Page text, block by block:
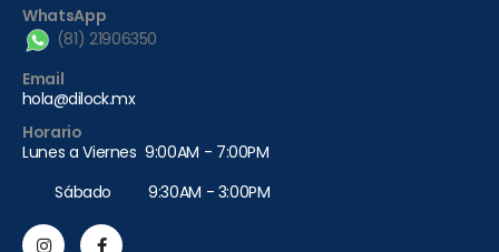
WhatsApp
(81) 21906350
Email
hola@dilock.mx
Horario
Lunes a Viernes 9:00AM - 7:00PM
Sábado 9:30AM - 3:00PM